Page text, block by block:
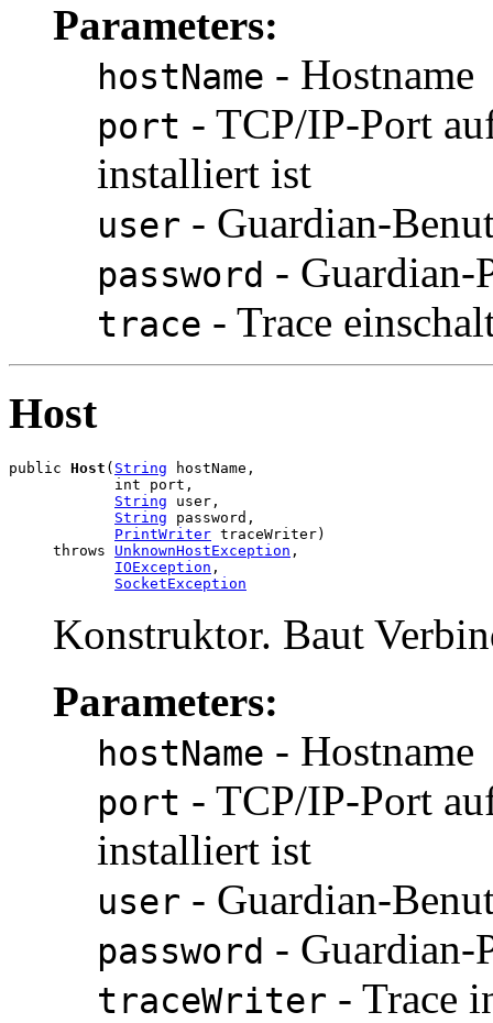
Parameters:
hostName - Hostname
port - TCP/IP-Port
installiert ist
user - Guardian-
password - Guardian-
trace - Trace
Host
public Host ( String hostName,
            int port,
String user,
String password,
PrintWriter traceWriter)
     throws
UnknownHostException ,
IOException ,
SocketException
Konstruktor. Baut
Parameters:
hostName - Hostname
port - TCP/IP-Port
installiert ist
user - Guardian-
password - Guardian-
traceWriter - Trace